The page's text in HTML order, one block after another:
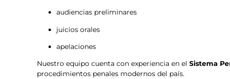
audiencias preliminares
juicios orales
apelaciones
Nuestro equipo cuenta con experiencia en el Sistema
procedimientos penales modernos del país.